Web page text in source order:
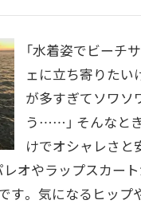
「水着姿でビーチ
ェに立ち寄りたい
が多すぎてソワソ
う……」 そんなと
けでオシャレさと
レオやラップスカー
す。 気になるヒップ